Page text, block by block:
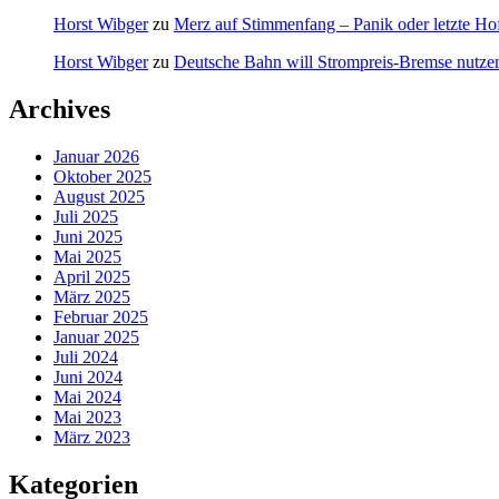
Horst Wibgerzu Merz auf Stimmenfang – Panik oder letzte
Horst Wibgerzu Deutsche Bahn will Strompreis-Bremse
Archives
Januar 2026
Oktober 2025
August 2025
Juli 2025
Juni 2025
Mai 2025
April 2025
März 2025
Februar 2025
Januar 2025
Juli 2024
Juni 2024
Mai 2024
Mai 2023
März 2023
Kategorien